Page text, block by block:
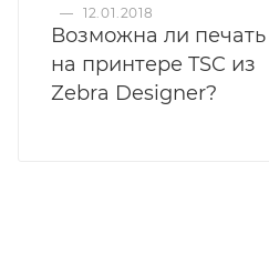
— 12.01.2018
Возможна ли печать
на принтере TSC из
Zebra Designer?